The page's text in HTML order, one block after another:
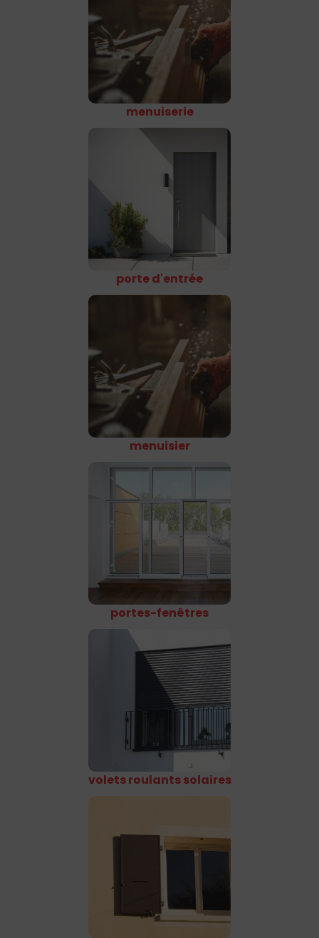
menuiserie
porte d'entrée
menuisier
portes-fenêtres
volets roulants solaires